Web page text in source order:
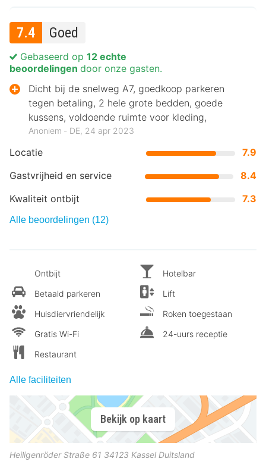
7.4 Goed
Locatie
7.9
Gastvrijheid en service
8.4
Kwaliteit ontbijt
7.3
Gebaseerd op 12 echte
beoordelingen door onze gasten.
Dicht bij de snelweg A7, goedkoop parkeren
tegen betaling, 2 hele grote bedden, goede
kussens, voldoende ruimte voor kleding,
Anoniem ‐ DE, 24 apr 2023
Alle beoordelingen (12)
Ontbijt
Betaald parkeren
Huisdiervriendelijk
Gratis Wi-Fi
Restaurant
Hotelbar
Lift
Roken toegestaan
24-uurs receptie
Alle faciliteiten
Bekijk op kaart
Heiligenröder Straße 61 34123 Kassel Duitsland